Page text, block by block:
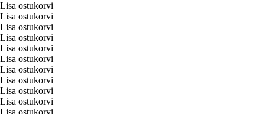
Lisa ostukorvi
Lisa ostukorvi
Lisa ostukorvi
Lisa ostukorvi
Lisa ostukorvi
Lisa ostukorvi
Lisa ostukorvi
Lisa ostukorvi
Lisa ostukorvi
Lisa ostukorvi